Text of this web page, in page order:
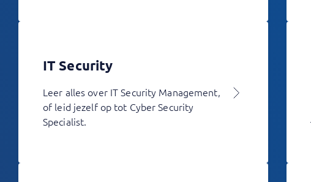
IT Security
Leer alles over IT Security Management,
of leid jezelf op tot Cyber Security
Specialist.